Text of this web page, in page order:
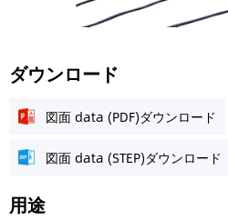
ダウンロード
図面 data (PDF)ダウンロード
図面 data (STEP)ダウンロード
用途